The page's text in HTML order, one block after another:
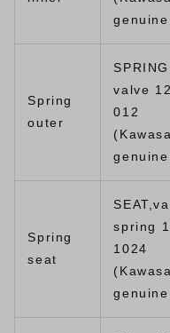
Spring
outer
valve
012
Spring
seat
spring
1024